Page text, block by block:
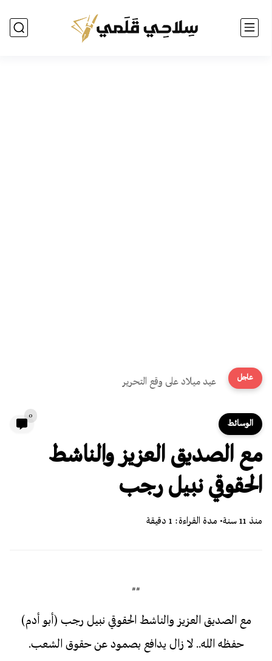
عاجل عيد ميلاد على وقع التحرير
الوسائط
0
مع الصديق العزيز والناشط
الحقوقي نبيل رجب
منذ 11 سنة • مدة القراءة: 1 دقيقة
##
مع الصديق العزيز والناشط الحقوقي نبيل رجب (أبو أدم)
حفظه الله.. لا زال يدافع بصمود عن حقوق الشعب.